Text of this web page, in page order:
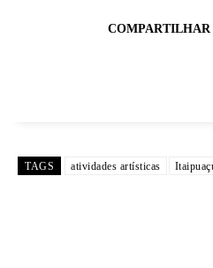
COMPARTILHAR
TAGS atividades artísticas